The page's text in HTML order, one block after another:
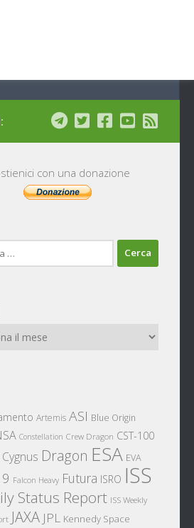
con una donazione
Artemis ASI Blue Origin
Constellation Crew Dragon CST-100
Cygnus Dragon ESA EVA
Falcon Heavy Futura ISRO ISS
Status Report ISS Weekly
JAXA JPL Kennedy Space